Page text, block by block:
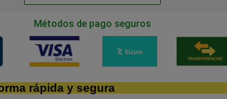
Métodos de pago seguros
rápida y segura